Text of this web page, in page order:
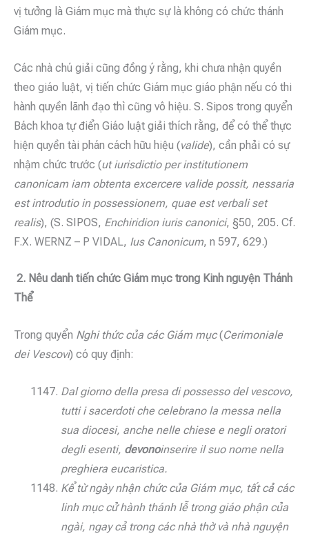
vị tưởng là Giám mục mà thực sự là không có chức thánh
Giám mục.
Các nhà chú giải cũng đồng ý rằng, khi chưa nhận quyền
theo giáo luật, vị tiến chức Giám mục giáo phận nếu có thi
hành quyền lãnh đạo thì cũng vô hiệu. S. Sipos trong quyển
Bách khoa tự điển Giáo luật giải thích rằng, để có thể thực
hiện quyền tài phán cách hữu hiệu (valide), cần phải có sự
nhậm chức trước (ut iurisdictio per institutionem
canonicam iam obtenta excercere valide possit, nessaria
est introdutio in possessionem, quae est verbali set
realis), (S. SIPOS, Enchiridion iuris canonici, §50, 205. Cf.
F.X. WERNZ – P VIDAL, Ius Canonicum, n 597, 629.)
2. Nêu danh tiến chức Giám mục trong Kinh nguyện Thánh
Thể
Trong quyển Nghi thức của các Giám mục(Cerimoniale
dei Vescovi) có quy định:
Dal giorno della presa di possesso del vescovo,
tutti i sacerdoti che celebrano la messa nella
sua diocesi, anche nelle chiese e negli oratori
degli esenti, devonoinserire il suo nome nella
preghiera eucaristica.
Kể từ ngày nhận chức của Giám mục, tất cả các
linh mục cử hành thánh lễ trong giáo phận của
ngài, ngay cả trong các nhà thờ và nhà nguyện